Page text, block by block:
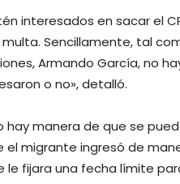
interesados en sacar el
Sencillamente, tal
Armando García, no
o no», detalló.
hay manera de que se
el migrante ingresó de
le fijara una fecha límite